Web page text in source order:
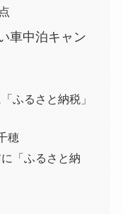
車中泊キャン
ふるさと納税」
穂
「ふるさと納